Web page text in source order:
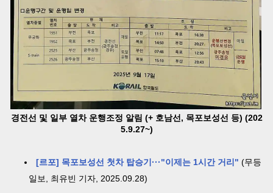
경전선 및 일부 열차 운행조정 알림 (+ 호남선, 목포보성선 등) (202
5.9.27~)
[르포] 목포보성선 첫차 탑승기···"이제는 1시간 거리" (무등
일보, 최유빈 기자, 2025.09.28)